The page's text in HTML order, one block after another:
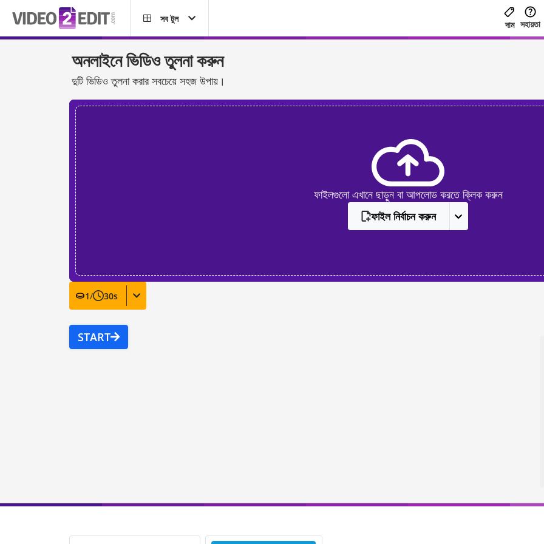
সব টুল
দাম সহায়তা
অনলাইনে ভিডিও তুলনা করুন
দুটি ভিডিও তুলনা করার সবচেয়ে সহজ উপায়।
ফাইলগুলো এখানে ছাড়ুন বা আপলোড করতে ক্লিক করুন
ফাইল নির্বাচন করুন
1/ 30s
START